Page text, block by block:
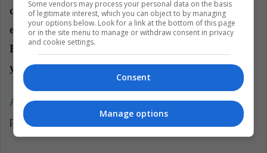
cinco jóvenes booktubers participarán en la FIL,
entre los que se encuentran Zaybet
Frías, Itzart, Los libros de Fer, La Retahíla
y Alicia Solis.
Aquípodrás encontrar más información sobre la
programación
Some vendors may process your personal data on the basis
of legitimate interest, which you can object to by managing
your options below. Look for a link at the bottom of this page
or in the site menu to manage or withdraw consent in privacy
and cookie settings.
Consent
Manage options